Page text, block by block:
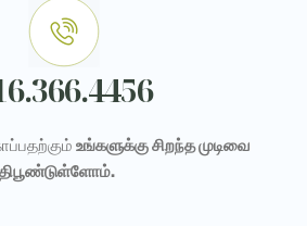
உங்களுக்கு சிறந்த முடிவை